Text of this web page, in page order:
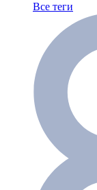
Все теги